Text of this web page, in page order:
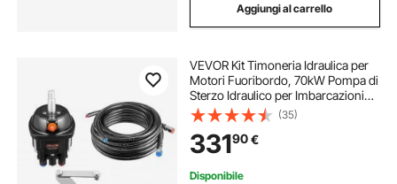
Aggiungi al carrello
VEVOR Kit Timoneria Idraulica per
Motori Fuoribordo, 70kW Pompa di
Sterzo Idraulico per Imbarcazioni
1000 PSI 5 Giri da Blocco Corsa 200
mm, Sistema per Sterzo Idraulico
con Tubi Flessibili per Barche
(35)
33190€
Disponibile